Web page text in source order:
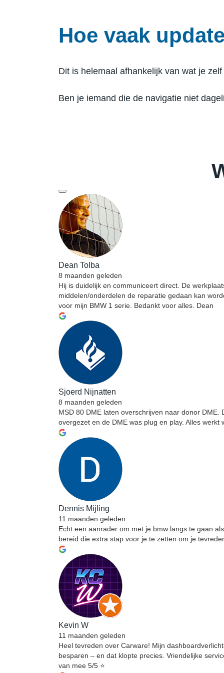
Hoe vaak
Dit is helemaal afhankelijk van wat je
Ben je iemand die de navigatie niet
Dean Tolba
8 maanden geleden
Hij is duidelijk en communiceert direct. De
middelen/onderdelen de reparatie gedaan kan
voor mijn BMW 1 serie. Bedankt voor alles. Dean
Sjoerd Nijnatten
8 maanden geleden
MSD 80 DME laten overschrijven naar donor
overgezet en de DME was plug en play. Alles
Dennis Mijling
11 maanden geleden
Echt een aanrader om met je bmw langs te gaan
bereid die extra stap voor je te zetten om je
Kevin W
11 maanden geleden
Heel tevreden over Carware! Mijn
besparen – en dat klopte precies. Vriendelijke
van mee 5/5 ⭐️